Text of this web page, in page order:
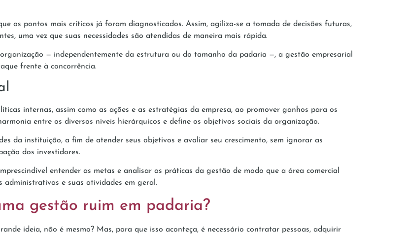
os pontos mais críticos já foram diagnosticados. Assim, agiliza-se a tomada de decisões futuras,
uma vez que suas necessidades são atendidas de maneira mais rápida.
— independentemente da estrutura ou do tamanho da padaria —, a gestão empresarial
frente à concorrência.
internas, assim como as ações e as estratégias da empresa, ao promover ganhos para os
entre os diversos níveis hierárquicos e define os objetivos sociais da organização.
da instituição, a fim de atender seus objetivos e avaliar seu crescimento, sem ignorar as
dos investidores.
entender as metas e analisar as práticas da gestão de modo que a área comercial
administrativas e suas atividades em geral.
gestão ruim em padaria?
ideia, não é mesmo? Mas, para que isso aconteça, é necessário contratar pessoas, adquirir